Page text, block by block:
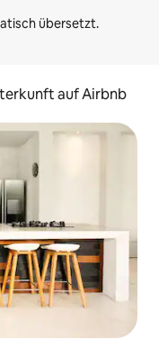
auf Airbnb